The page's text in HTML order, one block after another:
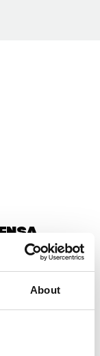
About
general
me
con lo
hard